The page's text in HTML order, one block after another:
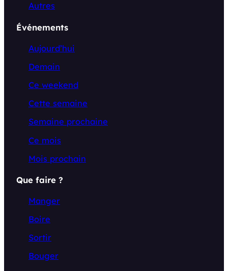
Autres
Événements
Aujourd’hui
Demain
Ce weekend
Cette semaine
Semaine prochaine
Ce mois
Mois prochain
Que faire ?
Manger
Boire
Sortir
Bouger